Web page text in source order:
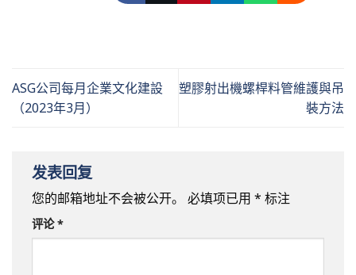
ASG公司每月企業文化建設
（2023年3月）
塑膠射出機螺桿料管維護與吊
裝方法
发表回复
您的邮箱地址不会被公开。 必填项已用 * 标注
评论*